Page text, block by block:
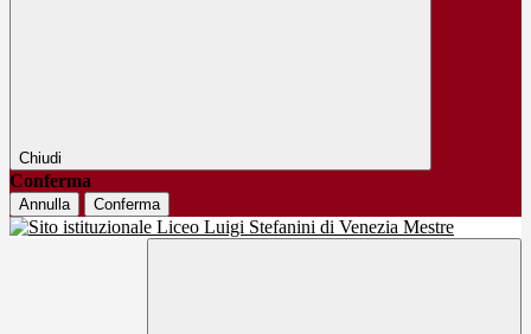
Chiudi
Conferma
Annulla Conferma